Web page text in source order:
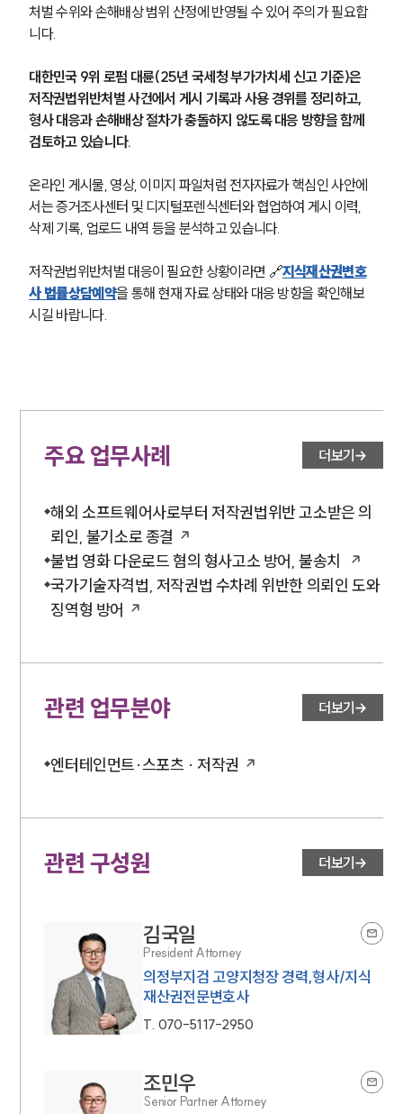
처벌 수위와 손해배상 범위 산정에 반영될 수 있어 주의가 필요합
니다.
대한민국 9위 로펌 대륜(25년 국세청 부가가치세 신고 기준)은
저작권법위반처벌 사건에서 게시 기록과 사용 경위를 정리하고,
형사 대응과 손해배상 절차가 충돌하지 않도록 대응 방향을 함께
검토하고 있습니다.
온라인 게시물, 영상, 이미지 파일처럼 전자자료가 핵심인 사안에
서는 증거조사센터 및 디지털포렌식센터와 협업하여 게시 이력,
삭제 기록, 업로드 내역 등을 분석하고 있습니다.
저작권법위반처벌 대응이 필요한 상황이라면 🔗지식재산권변호
사 법률상담예약을 통해 현재 자료 상태와 대응 방향을 확인해보
시길 바랍니다.
주요 업무사례 더보기
해외 소프트웨어사로부터 저작권법위반 고소받은 의
뢰인, 불기소로 종결
불법 영화 다운로드 혐의 형사고소 방어, 불송치
국가기술자격법, 저작권법 수차례 위반한 의뢰인 도와
징역형 방어
관련 업무분야 더보기
엔터테인먼트·스포츠 · 저작권
관련 구성원 더보기
김국일
President Attorney
의정부지검 고양지청장 경력,형사/지식
재산권전문변호사
T. 070-5117-2950
조민우
Senior Partner Attorney